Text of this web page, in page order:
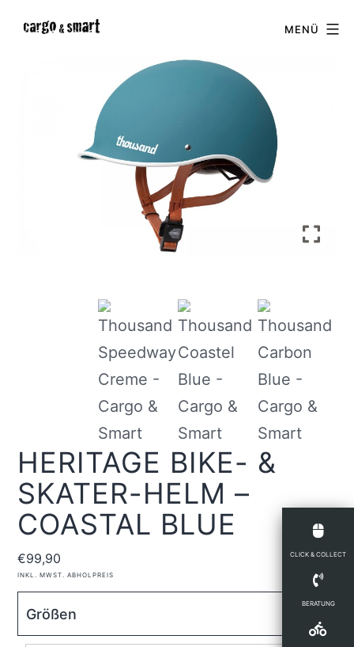
MENÜ
CLICK & COLLECT
BERATUNG
HERITAGE BIKE- &
SKATER-HELM –
COASTAL BLUE
€99,90
INKL. MWST. ABHOLPREIS
Größen